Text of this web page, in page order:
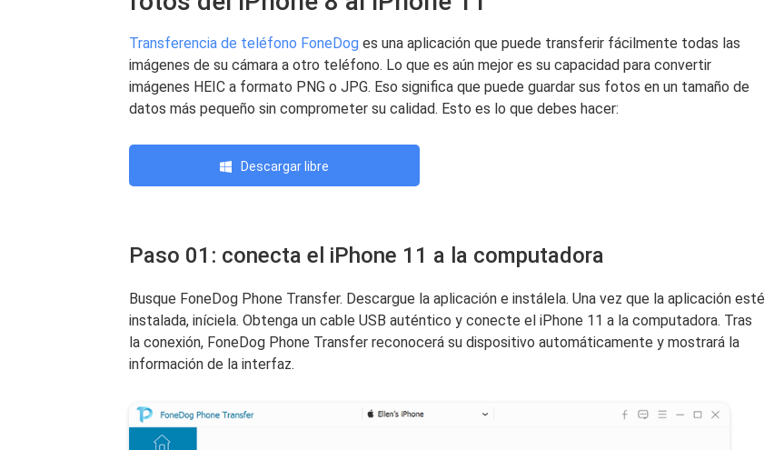
Transferencia de teléfono FoneDog es una aplicación que puede transferir fácilmente todas las
imágenes de su cámara a otro teléfono. Lo que es aún mejor es su capacidad para convertir
imágenes HEIC a formato PNG o JPG. Eso significa que puede guardar sus fotos en un tamaño de
datos más pequeño sin comprometer su calidad. Esto es lo que debes hacer:
Descargar libre
Paso 01: conecta el iPhone 11 a la computadora
Busque FoneDog Phone Transfer. Descargue la aplicación e instálela. Una vez que la aplicación esté
instalada, iníciela. Obtenga un cable USB auténtico y conecte el iPhone 11 a la computadora. Tras
la conexión, FoneDog Phone Transfer reconocerá su dispositivo automáticamente y mostrará la
información de la interfaz.